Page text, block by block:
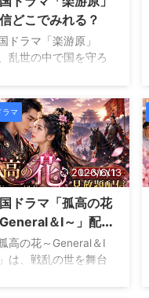
どこでみれる？
ドラマ「楽游原」
乱世の中で国を守ろ
ンス時代劇です。 物
主人公である李嶷
辺境で鎮西都護軍を
る１７番目の皇孫で
ある日、大都督の孫
反乱を起こし、皇帝
太子が命を落とした
で天下は大きく揺れ
ます。さらに父であ
王は人質となり、皇
ラマ
2026/6/13
ドラマ「孤高の花
＆I～」配信
でみれる？
高の花～General＆I
は、戦乱の世を舞台